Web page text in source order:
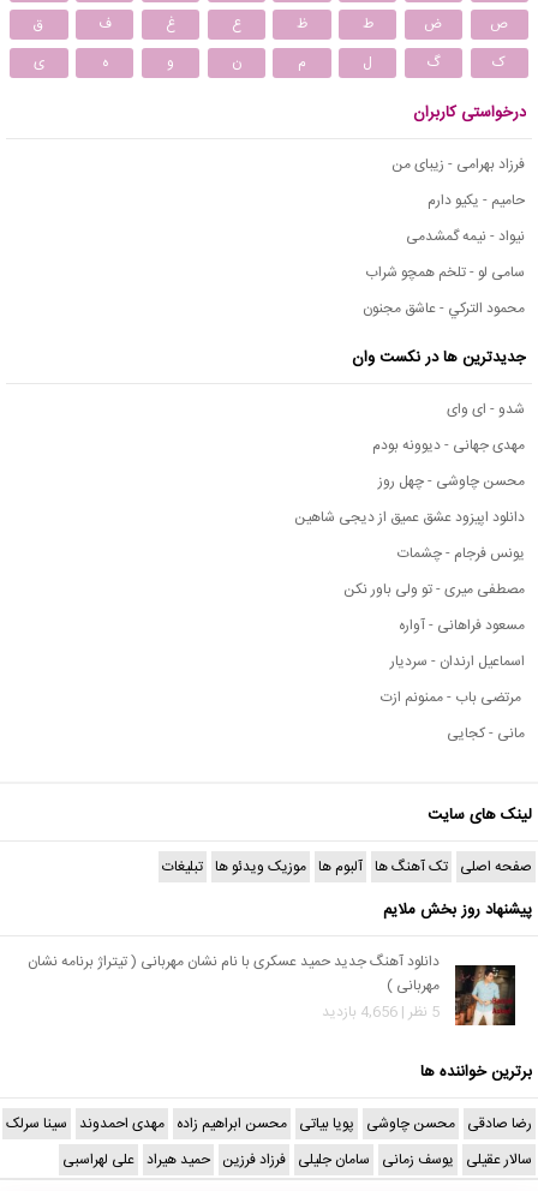
ص
ض ط ظ ع غ ف
ق
ک
گ ل م ن و ه ی
درخواستی کاربران
فرزاد بهرامی - زیبای من
حامیم - یکیو دارم
نیواد - نیمه گمشدمی
سامی لو - تلخم همچو شراب
محمود التركي - عاشق مجنون
جدیدترین ها در نکست وان
شدو - ای وای
مهدی جهانی - دیوونه بودم
محسن چاوشی - چهل روز
دانلود اپیزود عشق عمیق از دیجی شاهین
یونس فرجام - چشمات
مصطفی میری - تو ولی باور نکن
مسعود فراهانی - آواره
اسماعیل ارندان - سردیار
مرتضی باب - ممنونم ازت
مانی - کجایی
لینک های سایت
صفحه اصلی تک آهنگ ها آلبوم ها موزیک ویدئو ها تبلیغات
پیشنهاد روز بخش ملایم
دانلود آهنگ جدید حمید عسکری با نام نشان مهربانی ( تیتراژ برنامه نشان
مهربانی )
5 نظر | 4,656 بازدید
برترین خواننده ها
رضا صادقی محسن چاوشی پویا بیاتی محسن ابراهیم زاده مهدی احمدوند سینا سرلک
سالار عقیلی یوسف زمانی سامان جلیلی فرزاد فرزین حمید هیراد علی لهراسبی